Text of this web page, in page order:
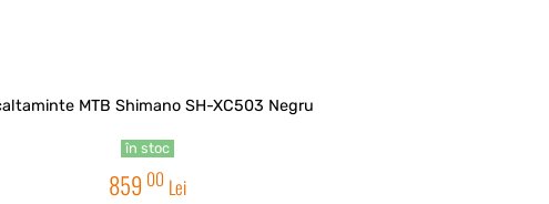
MTB Shimano SH-XC503 Negru
în stoc
859 00 Lei